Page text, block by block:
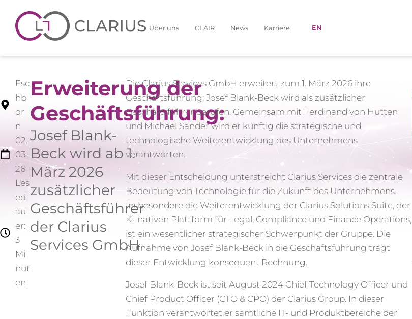
Über uns CLAIR News Karriere EN
Esc
hb
or
n
02.
03.
26
Les
ed
au
er:
3
Mi
nut
en
Erweiterung der
Geschäftsführung:
Josef Blank-
Beck wird ab 1.
März 2026
zusätzlicher
Geschäftsführer
der Clarius
Services GmbH
Die Clarius Services GmbH erweitert zum 1. März 2026 ihre
Geschäftsführung: Josef Blank-Beck wird als zusätzlicher
Geschäftsführer berufen. Gemeinsam mit Ferdinand von Hutten
und Michael Sander wird er künftig die strategische und
technologische Weiterentwicklung des Unternehmens
verantworten.
Mit dieser Entscheidung unterstreicht Clarius Services die zentrale
Bedeutung von Technologie für die Zukunft des Unternehmens.
Insbesondere die Weiterentwicklung der Clarius Solutions Suite, der
KI-nativen Plattform für Legal, Compliance und Finance Operations,
ist ein wesentlicher strategischer Schwerpunkt der Gruppe. Die
Aufnahme von Josef Blank-Beck in die Geschäftsführung trägt
dieser Entwicklung konsequent Rechnung.
Josef Blank-Beck ist seit August 2024 Chief Technology Officer und
Chief Product Officer (CTO & CPO) der Clarius Group. In dieser
Funktion verantwortet er sämtliche IT- und Produktbereiche der